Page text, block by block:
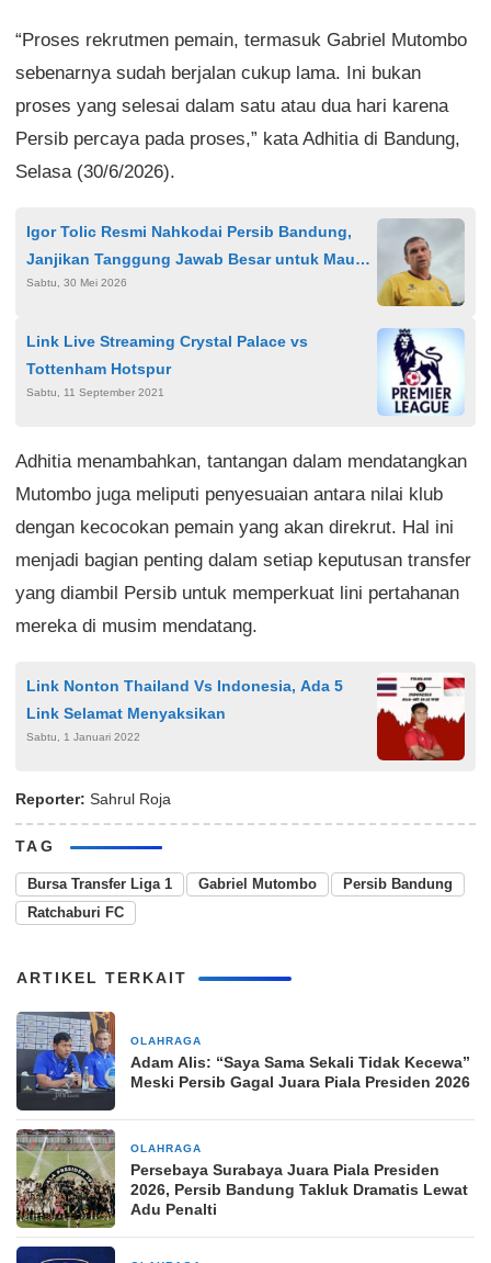
“Proses rekrutmen pemain, termasuk Gabriel Mutombo
sebenarnya sudah berjalan cukup lama. Ini bukan
proses yang selesai dalam satu atau dua hari karena
Persib percaya pada proses,” kata Adhitia di Bandung,
Selasa (30/6/2026).
Igor Tolic Resmi Nahkodai Persib Bandung,
Janjikan Tanggung Jawab Besar untuk Maung
Bandung
Sabtu, 30 Mei 2026
Link Live Streaming Crystal Palace vs
Tottenham Hotspur
Sabtu, 11 September 2021
Adhitia menambahkan, tantangan dalam mendatangkan
Mutombo juga meliputi penyesuaian antara nilai klub
dengan kecocokan pemain yang akan direkrut. Hal ini
menjadi bagian penting dalam setiap keputusan transfer
yang diambil Persib untuk memperkuat lini pertahanan
mereka di musim mendatang.
Link Nonton Thailand Vs Indonesia, Ada 5
Link Selamat Menyaksikan
Sabtu, 1 Januari 2022
Reporter: Sahrul Roja
TAG
Bursa Transfer Liga 1 Gabriel Mutombo
Persib Bandung
Ratchaburi FC
ARTIKEL TERKAIT
OLAHRAGA
Adam Alis: “Saya Sama Sekali Tidak Kecewa”
Meski Persib Gagal Juara Piala Presiden 2026
OLAHRAGA
Persebaya Surabaya Juara Piala Presiden
2026, Persib Bandung Takluk Dramatis Lewat
Adu Penalti